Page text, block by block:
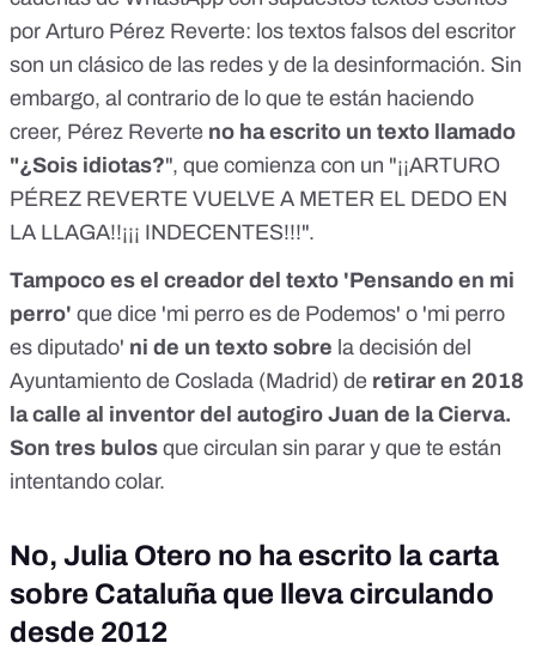
por Arturo Pérez Reverte: los textos falsos del escritor
son un clásico de las redes y de la desinformación. Sin
embargo, al contrario de lo que te están haciendo
creer, Pérez Reverte no ha escrito un texto llamado
"¿Sois idiotas?", que comienza con un "¡¡ARTURO
PÉREZ REVERTE VUELVE A METER EL DEDO EN
LA LLAGA!!¡¡¡ INDECENTES!!!".
Tampoco es el creador del texto 'Pensando en mi
perro' que dice 'mi perro es de Podemos' o 'mi perro
es diputado' ni de un texto sobre la decisión del
Ayuntamiento de Coslada (Madrid) de retirar en 2018
la calle al inventor del autogiro Juan de la Cierva.
Son tres bulos que circulan sin parar y que te están
intentando colar.
No, Julia Otero no ha escrito la carta
sobre Cataluña que lleva circulando
desde 2012